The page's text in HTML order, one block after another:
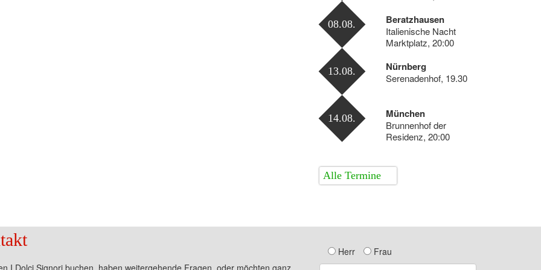
Beratzhausen
Italienische Nacht
Marktplatz, 20:00
08.08.
Nürnberg
Serenadenhof, 19.30
13.08.
München
Brunnenhof der
Residenz, 20:00
14.08.
Alle Termine
I Dolci Signori buchen, haben weitergehende Fragen, oder möchten ganz
Herr Frau